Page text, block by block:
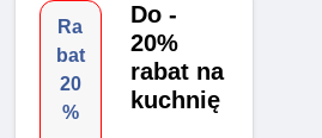
Ra
bat
20
%
Do -
20%
rabat na
kuchnię